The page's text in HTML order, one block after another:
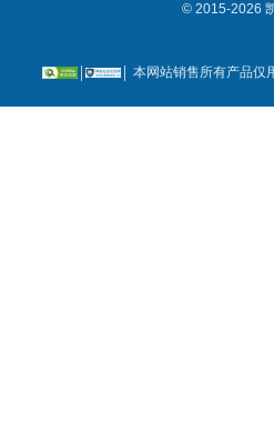
© 2015-2026
本网站销售所有产品仅